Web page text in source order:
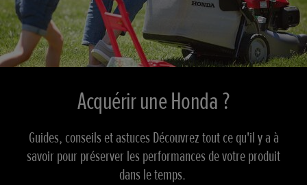
Acquérir une Honda ?
Guides, conseils et astuces Découvrez tout ce qu'il y a à
savoir pour préserver les performances de votre produit
dans le temps.